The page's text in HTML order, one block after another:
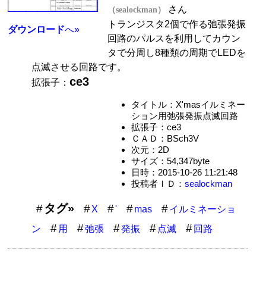
ダウンロードへ»
（sealockman）
さん
トランジスタ2個で作る弛張発振
回路のパルスを利用してカウン
タで分周し8種類の周期でLEDを
点滅させる回路です。
拡張子：ce3
タイトル：X'masイルミネー
ション用弛張発振点滅回路
拡張子：ce3
ＣＡＤ：BSch3V
次元：2D
サイズ：54,347byte
日時：2015-10-26 11:21:48
投稿者ＩＤ： sealockman
タグ» X ' mas
イルミネーショ
ン
用 弛張 発振 点滅 回路